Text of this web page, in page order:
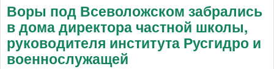
Воры под Всеволожском забрались
в дома директора частной школы,
руководителя института Русгидро и
военнослужащей